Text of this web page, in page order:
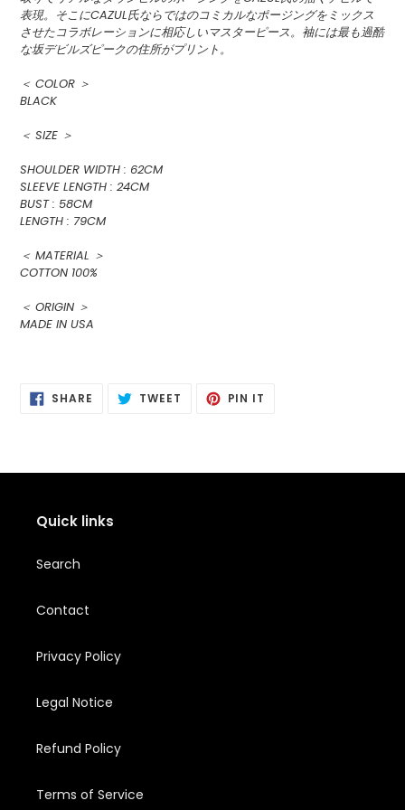
表現。そこにCAZUL氏ならではのコミカルなポージングをミックス
させたコラボレーションに相応しいマスターピース。袖には最も過酷
な坂デビルズピークの住所がプリント。
＜ COLOR ＞
BLACK
＜ SIZE ＞
SHOULDER WIDTH : 62CM
SLEEVE LENGTH : 24CM
BUST : 58CM
LENGTH : 79CM
＜ MATERIAL ＞
COTTON 100%
＜ ORIGIN ＞
MADE IN USA
SHARE SHARE TWEET POSTINGPIN IT
Quick links
Search
Contact
Privacy Policy
Legal Notice
Refund Policy
Terms of Service